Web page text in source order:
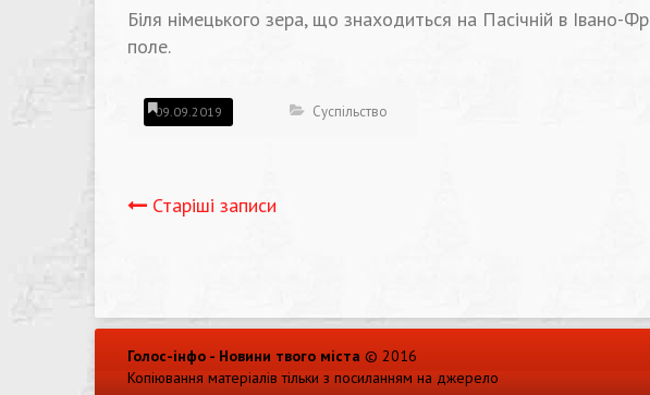
Біля німецького зера, що знаходиться на Пасічній в Івано-
поле.
09.09.2019 Суспільство
Навігація
Старіші записи
Голос-інфо - Новини твого міста © 2016
Копіювання матеріалів тільки з посиланням на джерело